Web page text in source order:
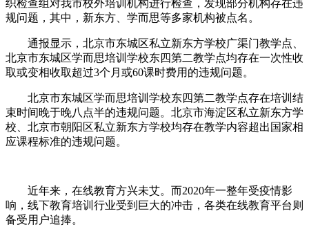
织检查组对我市校外培训机构进行检查，发现部分机构存在违
规问题，其中，新东方、学而思等多家机构被点名。
通报显示，北京市东城区私立新东方学校广渠门教学点、
北京市东城区学而思培训学校东四第二教学点均存在一次性收
取或变相收取超过3个月或60课时费用的违规问题。
北京市东城区学而思培训学校东四第二教学点存在培训结
束时间晚于晚八点半的违规问题。北京市海淀区私立新东方学
校、北京市朝阳区私立新东方学校均存在教学内容超出国家相
应课程标准的违规问题。
近年来，在线教育方兴未艾。而2020年一整年受疫情影
响，线下教育培训行业受到巨大的冲击，各类在线教育平台则
备受用户追捧。